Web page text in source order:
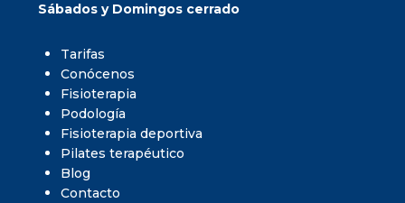
Sábados y Domingos cerrado
Tarifas
Conócenos
Fisioterapia
Podología
Fisioterapia deportiva
Pilates terapéutico
Blog
Contacto